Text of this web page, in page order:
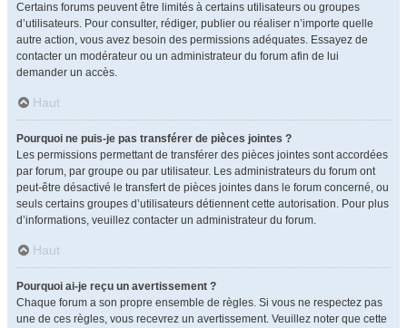
Certains forums peuvent être limités à certains utilisateurs ou groupes
d’utilisateurs. Pour consulter, rédiger, publier ou réaliser n’importe quelle
autre action, vous avez besoin des permissions adéquates. Essayez de
contacter un modérateur ou un administrateur du forum afin de lui
demander un accès.
Haut
Pourquoi ne puis-je pas transférer de pièces jointes ?
Les permissions permettant de transférer des pièces jointes sont accordées
par forum, par groupe ou par utilisateur. Les administrateurs du forum ont
peut-être désactivé le transfert de pièces jointes dans le forum concerné, ou
seuls certains groupes d’utilisateurs détiennent cette autorisation. Pour plus
d’informations, veuillez contacter un administrateur du forum.
Haut
Pourquoi ai-je reçu un avertissement ?
Chaque forum a son propre ensemble de règles. Si vous ne respectez pas
une de ces règles, vous recevrez un avertissement. Veuillez noter que cette